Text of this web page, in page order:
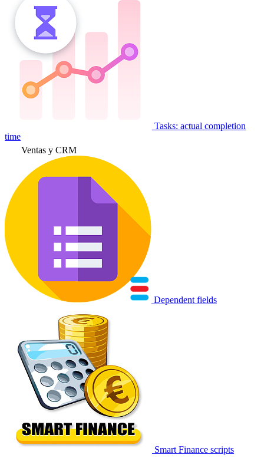
Tasks: actual completion
time
Ventas y CRM
Dependent fields
Smart Finance scripts